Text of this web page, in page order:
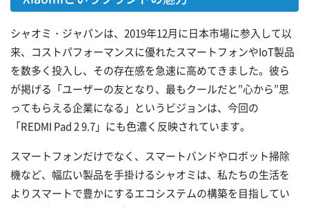
シャオミ・ジャパンは、2019年12月に日本市場に参入して以
来、コストパフォーマンスに優れたスマートフォンやIoT製品
を数多く投入し、その存在感を急速に高めてきました。彼ら
が掲げる「ユーザーの友となり、最もクールだと”心から”思
ってもらえる企業になる」というビジョンは、今回の
「REDMI Pad 2 9.7」にも色濃く反映されています。
スマートフォンだけでなく、スマートバンドやロボット掃除
機など、幅広い製品を手掛けるシャオミは、私たちの生活を
よりスマートで豊かにするエコシステムの構築を目指してい